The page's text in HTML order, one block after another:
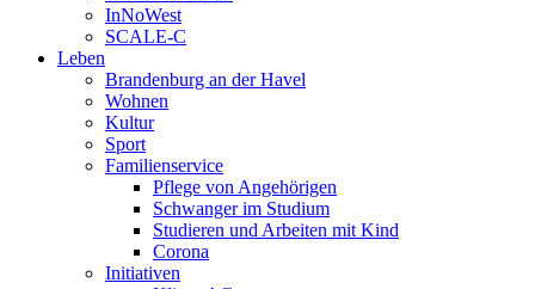
InNoWest
SCALE-C
Leben
Brandenburg an der Havel
Wohnen
Kultur
Sport
Familienservice
Pflege von Angehörigen
Schwanger im Studium
Studieren und Arbeiten mit Kind
Corona
Initiativen